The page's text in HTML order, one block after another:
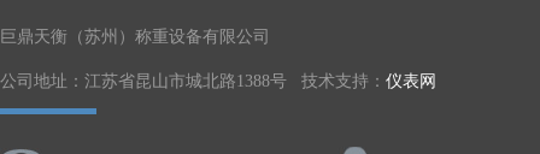
巨鼎天衡（苏州）称重设备有限公司
公司地址：江苏省昆山市城北路1388号 技术支持： 仪表网